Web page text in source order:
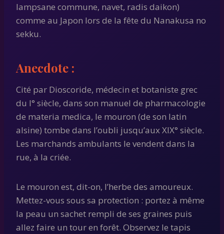
lampsane commune, navet, radis daikon)
comme au Japon lors de la fête du Nanakusa no
sekku.
Anecdote :
Cité par Dioscoride, médecin et botaniste grec
du I° siècle, dans son manuel de pharmacologie
de materia medica, le mouron (de son latin
alsine) tombe dans l’oubli jusqu’aux XIX° siècle.
Les marchands ambulants le vendent dans la
rue, à la criée.
Le mouron est, dit-on, l’herbe des amoureux.
Mettez-vous sous sa protection : portez à même
la peau un sachet rempli de ses graines puis
allez faire un tour en forêt. Observez le tapis